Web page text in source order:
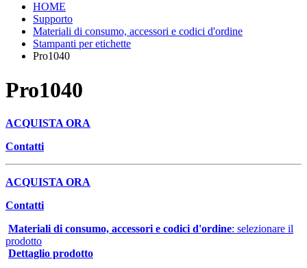
HOME
Supporto
Materiali di consumo, accessori e codici d'ordine
Stampanti per etichette
Pro1040
Pro1040
ACQUISTA ORA
Contatti
ACQUISTA ORA
Contatti
Materiali di consumo, accessori e codici d'ordine: selezionare il
prodotto
Dettaglio prodotto